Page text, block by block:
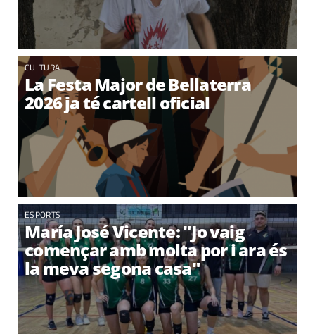
CULTURA
La Festa Major de Bellaterra
2026 ja té cartell oficial
ESPORTS
María José Vicente: "Jo vaig
començar amb molta por i ara és
la meva segona casa"